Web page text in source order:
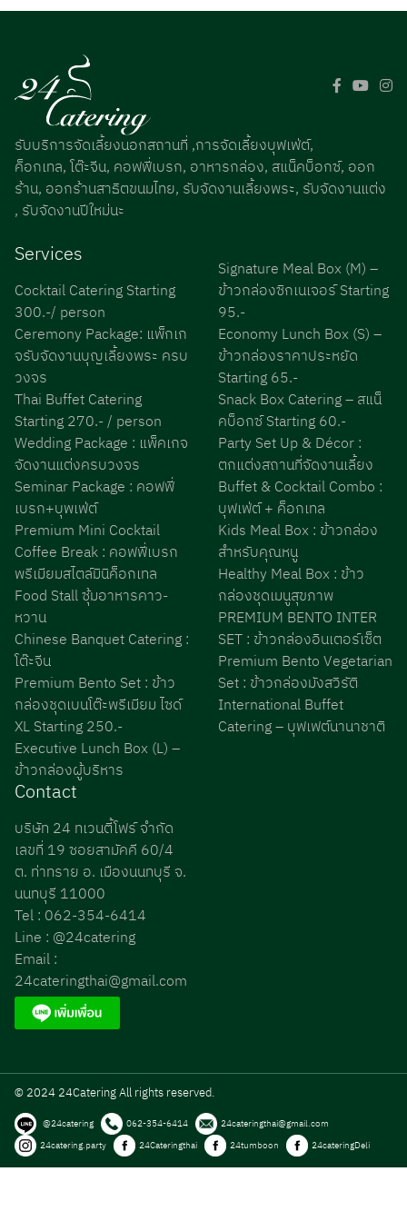
รับบริการจัดเลี้ยงนอกสถานที่ ,การจัดเลี้ยงบุฟเฟ่ต์,
ค็อกเทล, โต๊ะจีน, คอฟฟี่เบรก, อาหารกล่อง, สแน็คบ็อกซ์, ออก
ร้าน, ออกร้านสาธิตขนมไทย, รับจัดงานเลี้ยงพระ, รับจัดงานแต่ง
, รับจัดงานปีใหม่นะ
Services
Cocktail Catering Starting
300.-/ person
Ceremony Package: แพ็กเก
จรับจัดงานบุญเลี้ยงพระ ครบ
วงจร
Thai Buffet Catering
Starting 270.- / person
Wedding Package : แพ็คเกจ
จัดงานแต่งครบวงจร
Seminar Package : คอฟฟี่
เบรก+บุพเฟ่ต์
Premium Mini Cocktail
Coffee Break : คอฟฟี่เบรก
พรีเมียมสไตล์มินิค็อกเทล
Food Stall ซุ้มอาหารคาว-
หวาน
Chinese Banquet Catering :
โต๊ะจีน
Premium Bento Set : ข้าว
กล่องชุดเบนโต๊ะพรีเมียม ไซด์
XL Starting 250.-
Executive Lunch Box (L) –
ข้าวกล่องผู้บริหาร
Signature Meal Box (M) –
ข้าวกล่องซิกเนเจอร์ Starting
95.-
Economy Lunch Box (S) –
ข้าวกล่องราคาประหยัด
Starting 65.-
Snack Box Catering – สแน็
คบ็อกซ์ Starting 60.-
Party Set Up & Décor :
ตกแต่งสถานที่จัดงานเลี้ยง
Buffet & Cocktail Combo :
บุฟเฟ่ต์ + ค็อกเทล
Kids Meal Box : ข้าวกล่อง
สำหรับคุณหนู
Healthy Meal Box : ข้าว
กล่องชุดเมนูสุขภาพ
PREMIUM BENTO INTER
SET : ข้าวกล่องอินเตอร์เซ็ต
Premium Bento Vegetarian
Set : ข้าวกล่องมังสวิรัติ
International Buffet
Catering – บุฟเฟต์นานาชาติ
Contact
บริษัท 24 ทเวนตี้โฟร์ จำกัด
เลขที่ 19 ซอยสามัคคี 60/4
ต. ท่าทราย อ. เมืองนนทบุรี จ.
นนทบุรี 11000
Tel : 062-354-6414
Line : @24catering
Email :
24cateringthai@gmail.com
© 2024 24Catering All rights reserved.
@24catering 062-354-6414
24cateringthai@gmail.com
24catering.party
24Cateringthai 24tumboon 24cateringDeli